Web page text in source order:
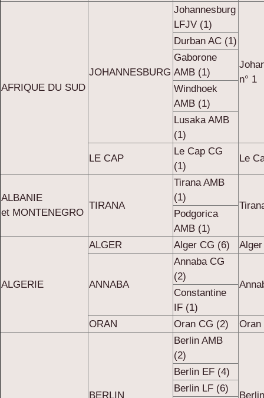
AFRIQUE DU SUD
JOHANNESBURG
Johannesburg
LFJV (1)
n° 1
Durban AC (1)
Gaborone
AMB (1)
Windhoek
AMB (1)
Lusaka AMB
(1)
LE CAP
Le Cap CG
(1)
Le
ALBANIE
et MONTENEGRO
TIRANA
Tirana AMB
(1)
Podgorica
AMB (1)
ALGERIE
ALGER Alger CG (6)
ANNABA
Annaba CG
(2)
Constantine
IF (1)
ORAN
Oran CG (2) Oran
BERLIN
Berlin AMB
(2)
Berlin EF (4)
Berlin LF (6)